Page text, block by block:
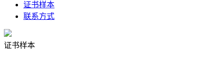
证书样本
联系方式
证书样本